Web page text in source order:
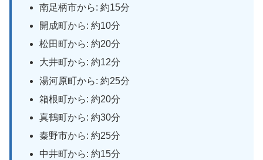
南足柄市から: 約15分
開成町から: 約10分
松田町から: 約20分
大井町から: 約12分
湯河原町から: 約25分
箱根町から: 約20分
真鶴町から: 約30分
秦野市から: 約25分
中井町から: 約15分